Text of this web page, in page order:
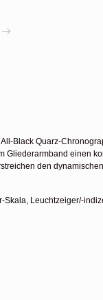
Black Quarz-
Gliederarmband einen
den
Leuchtzeiger/-